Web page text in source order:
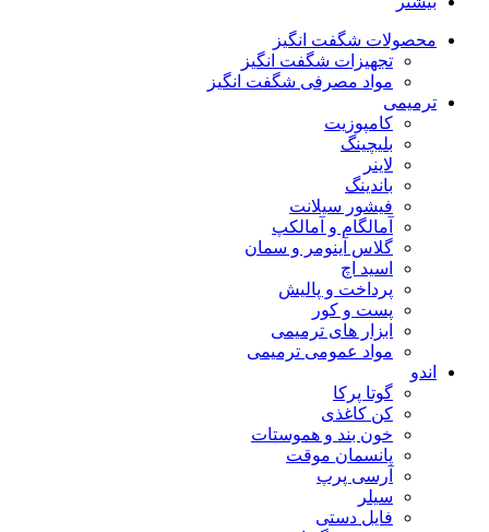
محصولات شگفت انگیز
تجهیزات شگفت انگیز
مواد مصرفی شگفت انگیز
ترمیمی
کامپوزیت
بلیچینگ
لاینر
باندینگ
فیشور سیلانت
آمالگام و آمالکپ
گلاس آینومر و سمان
اسید اچ
پرداخت و پالیش
پست و کور
ابزار های ترمیمی
مواد عمومی ترمیمی
اندو
گوتا پرکا
کن کاغذی
خون بند و هموستات
پانسمان موقت
آرسی پرپ
سیلر
فایل دستی